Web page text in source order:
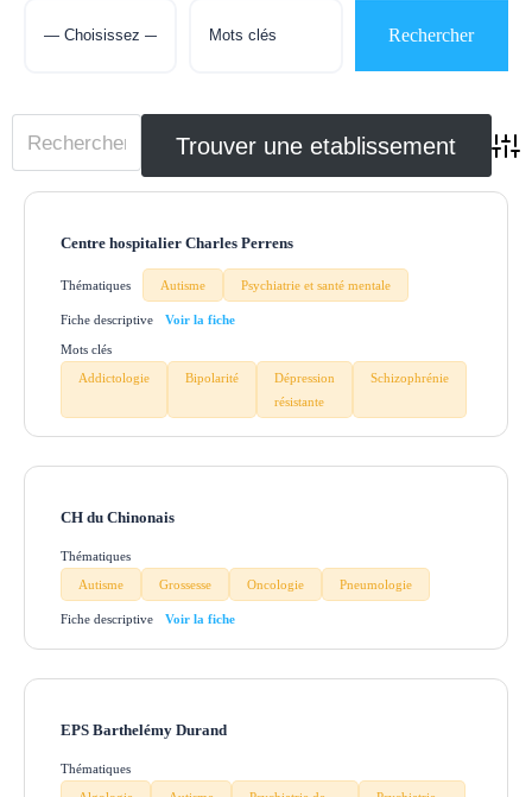
Centre hospitalier Charles Perrens
Thématiques Autisme Psychiatrie et santé mentale
Fiche descriptive
Mots clés
Addictologie
Bipolarité
Dépression
résistante
Schizophrénie
CH du Chinonais
Thématiques
Autisme
Grossesse Oncologie Pneumologie
Fiche descriptive
EPS Barthelémy Durand
Thématiques